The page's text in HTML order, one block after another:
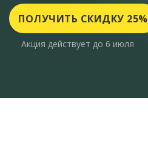
ПОЛУЧИТЬ СКИДКУ 25%
Акция действует до 6 июля